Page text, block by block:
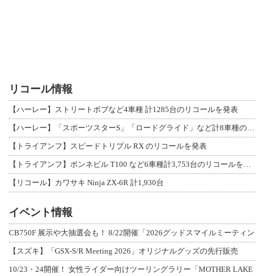
リコール情報
【ハーレー】ストリートボブなど4車種 計1285台のリコールを発表
【トライアンフ】スピードトリプル RX のリコールを発表
【リコール】カワサキ Ninja ZX-6R 計1,930台
イベント情報
CB750F 展示や大抽選会も！ 8/22開催「2026グッドスマイルミーティン
【スズキ】「GSX-S/R Meeting 2026」オリジナルグッズの先行販売
10/23・24開催！ 女性ライダー向けツーリングラリー「MOTHER LAKE